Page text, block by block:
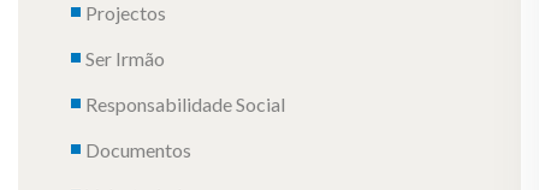
Projectos
Ser Irmão
Responsabilidade Social
Documentos